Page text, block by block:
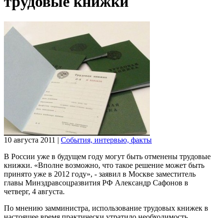
10 августа 2011 | События, интервью, факты
В России уже в будущем году могут быть отменены трудовые
книжки. «Вполне возможно, что такое решение может быть
принято уже в 2012 году», - заявил в Москве заместитель
главы Минздравсоцразвития РФ Александр Сафонов в
четверг, 4 августа.
По мнению замминистра, использование трудовых книжек в